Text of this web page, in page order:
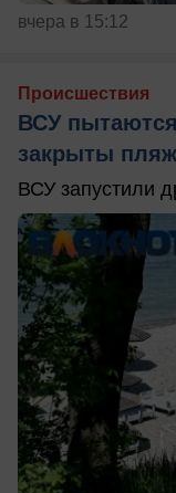
вчера в 15:12
Происшествия
ВСУ
закрыты
ВСУ запустили